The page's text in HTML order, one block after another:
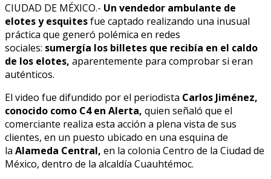
CIUDAD DE MÉXICO.- Un vendedor ambulante de
elotes y esquitesfue captado realizando una inusual
práctica que generó polémica en redes
sociales: sumergía los billetes que recibía en el caldo
de los elotes, aparentemente para comprobar si eran
auténticos.
El video fue difundido por el periodista Carlos Jiménez,
conocido como C4 en Alerta, quien señaló que el
comerciante realiza esta acción a plena vista de sus
clientes, en un puesto ubicado en una esquina de
la Alameda Central, en la colonia Centro de la Ciudad de
México, dentro de la alcaldía Cuauhtémoc.